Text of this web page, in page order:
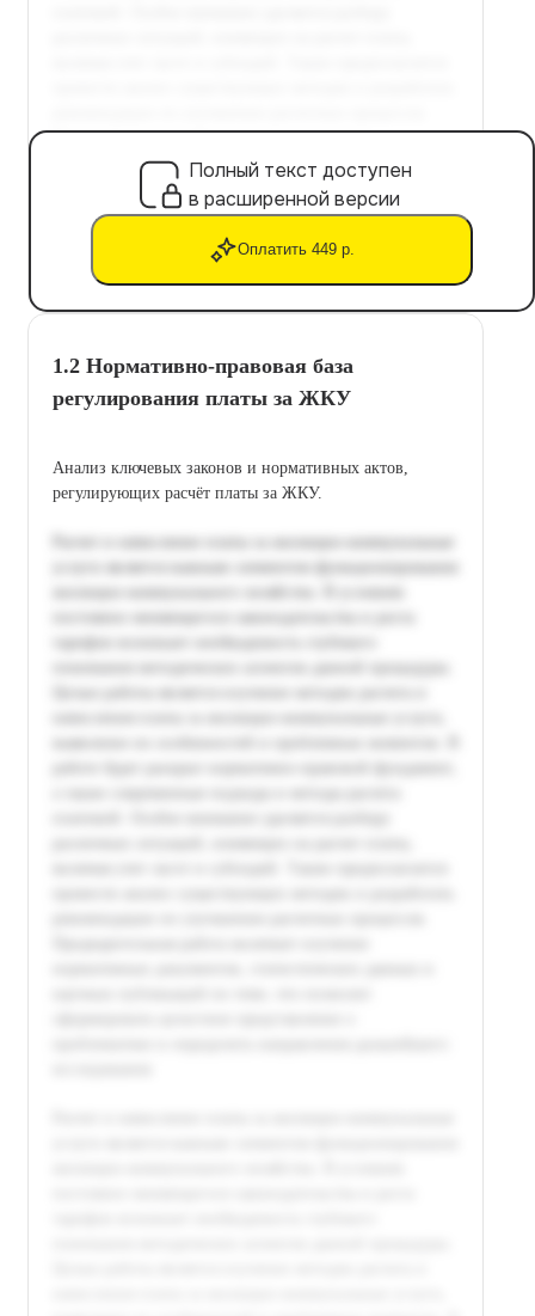
Полный текст доступен
в расширенной версии
Оплатить 449 р.
1.2 Нормативно-правовая база
регулирования платы за ЖКУ
Анализ ключевых законов и нормативных актов,
регулирующих расчёт платы за ЖКУ.